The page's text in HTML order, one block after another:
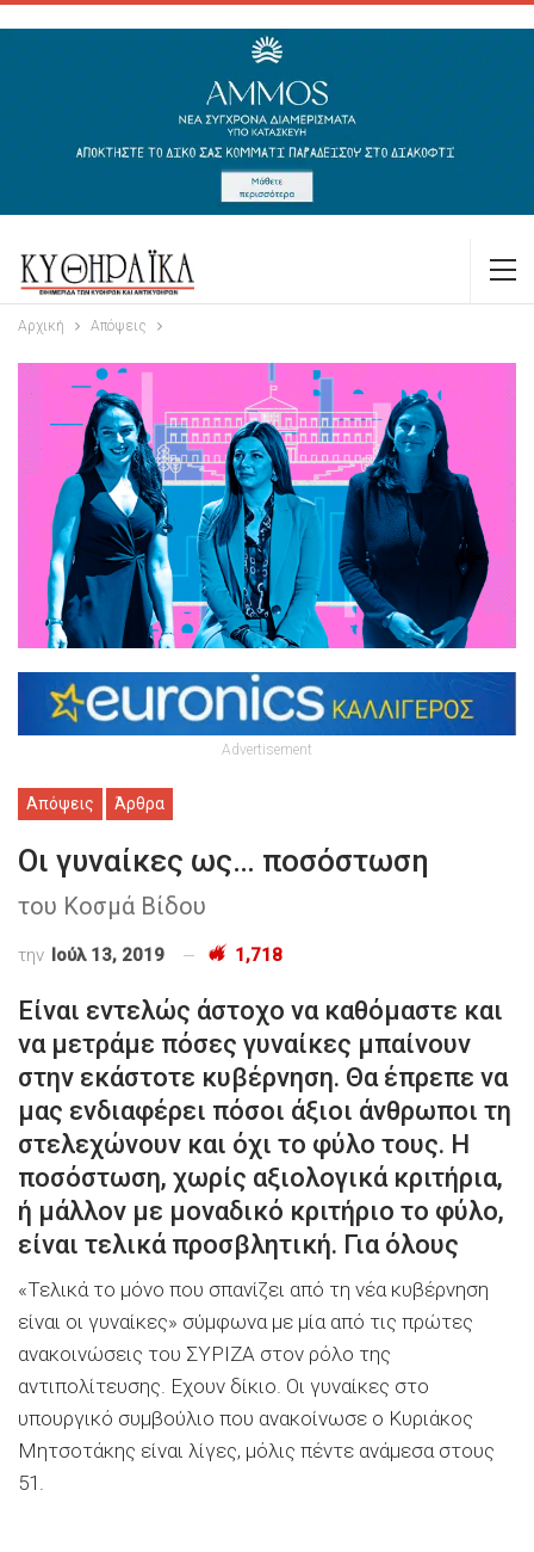
Αρχική Απόψεις
Advertisement
Απόψεις Άρθρα
Οι γυναίκες ως… ποσόστωση
του Κοσμά Βίδου
την Ιούλ 13, 2019 1,718
Είναι εντελώς άστοχο να καθόμαστε και
να μετράμε πόσες γυναίκες μπαίνουν
στην εκάστοτε κυβέρνηση. Θα έπρεπε να
μας ενδιαφέρει πόσοι άξιοι άνθρωποι τη
στελεχώνουν και όχι το φύλο τους. Η
ποσόστωση, χωρίς αξιολογικά κριτήρια,
ή μάλλον με μοναδικό κριτήριο το φύλο,
είναι τελικά προσβλητική. Για όλους
«Τελικά το μόνο που σπανίζει από τη νέα κυβέρνηση
είναι οι γυναίκες» σύμφωνα με μία από τις πρώτες
ανακοινώσεις του ΣΥΡΙΖΑ στον ρόλο της
αντιπολίτευσης. Εχουν δίκιο. Οι γυναίκες στο
υπουργικό συμβούλιο που ανακοίνωσε ο Κυριάκος
Μητσοτάκης είναι λίγες, μόλις πέντε ανάμεσα στους
51.